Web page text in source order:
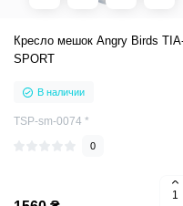
Кресло мешок Angry Birds
SPORT
В наличии
TSP-sm-0074 *
0